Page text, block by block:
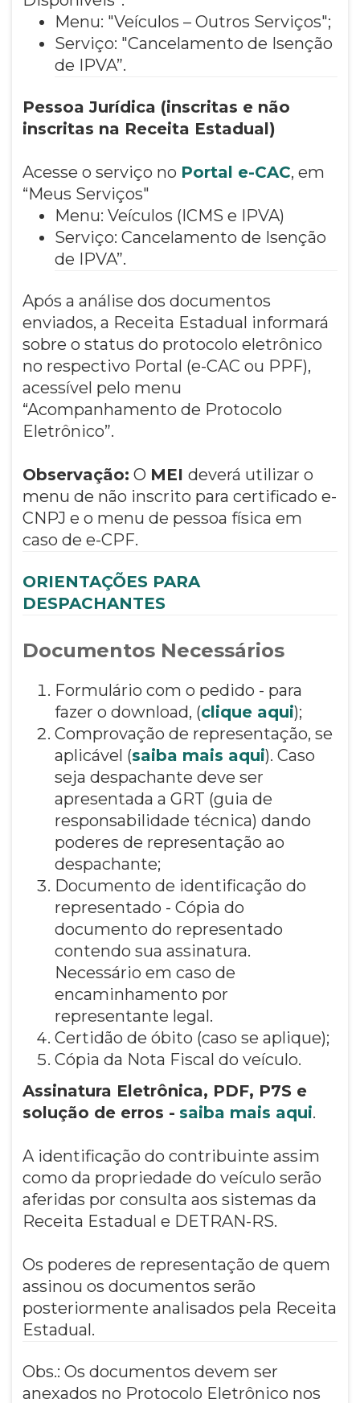
Menu: "Veículos – Outros Serviços";
Serviço: "Cancelamento de Isenção
de IPVA”.
Pessoa Jurídica (inscritas e não
inscritas na Receita Estadual)
Acesse o serviço no Portal e-CAC, em
“Meus Serviços"
Menu: Veículos (ICMS e IPVA)
Serviço: Cancelamento de Isenção
de IPVA”.
Após a análise dos documentos
enviados, a Receita Estadual informará
sobre o status do protocolo eletrônico
no respectivo Portal (e-CAC ou PPF),
acessível pelo menu
“Acompanhamento de Protocolo
Eletrônico”.
Observação: O MEI deverá utilizar o
menu de não inscrito para certificado e-
CNPJ e o menu de pessoa física em
caso de e-CPF.
ORIENTAÇÕES PARA
DESPACHANTES
Documentos Necessários
Formulário com o pedido - para
fazer o download, (clique aqui);
Comprovação de representação, se
aplicável (saiba mais aqui). Caso
seja despachante deve ser
apresentada a GRT (guia de
responsabilidade técnica) dando
poderes de representação ao
despachante;
Documento de identificação do
representado - Cópia do
documento do representado
contendo sua assinatura.
Necessário em caso de
encaminhamento por
representante legal.
Certidão de óbito (caso se aplique);
Cópia da Nota Fiscal do veículo.
Assinatura Eletrônica, PDF, P7S e
solução de erros - saiba mais aqui.
A identificação do contribuinte assim
como da propriedade do veículo serão
aferidas por consulta aos sistemas da
Receita Estadual e DETRAN-RS.
Os poderes de representação de quem
assinou os documentos serão
posteriormente analisados pela Receita
Estadual.
Obs.: Os documentos devem ser
anexados no Protocolo Eletrônico nos